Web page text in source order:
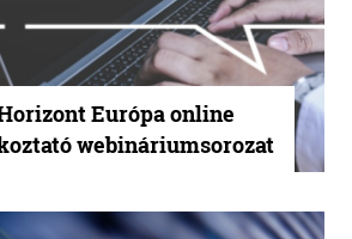
Európa online
webináriumsorozat